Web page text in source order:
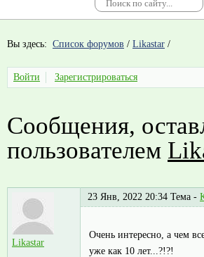
Вы здесь: Список форумов / Likastar /
Войти Зарегистрироваться
Сообщения,
пользователем
Likastar
23 Янв, 2022 20:34 Тема -
Очень интересно, а чем
уже как 10 лет...?!?!